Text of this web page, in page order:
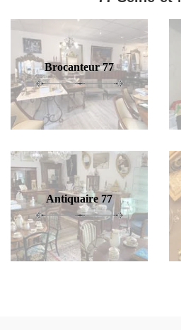
Brocanteur 77
Antiquaire 77